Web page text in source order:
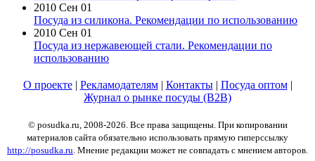
2010 Сен 01
Посуда из силикона. Рекомендации по использованию
2010 Сен 01
Посуда из нержавеющей стали. Рекомендации по
использованию
О проекте| Рекламодателям| Контакты| Посуда оптом|
Журнал о рынке посуды (B2B)
© posudka.ru, 2008-2026. Все права защищены. При копировании
материалов сайта обязательно использовать прямую гиперссылку
http://posudka.ru. Мнение редакции может не совпадать с мнением авторов.